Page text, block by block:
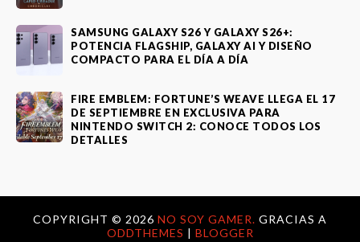
SAMSUNG GALAXY S26 Y GALAXY S26+:
POTENCIA FLAGSHIP, GALAXY AI Y DISEÑO
COMPACTO PARA EL DÍA A DÍA
FIRE EMBLEM: FORTUNE’S WEAVE LLEGA EL 17
DE SEPTIEMBRE EN EXCLUSIVA PARA
NINTENDO SWITCH 2: CONOCE TODOS LOS
DETALLES
COPYRIGHT © 2026 NO SOY GAMER. GRACIAS A
ODDTHEMES | BLOGGER